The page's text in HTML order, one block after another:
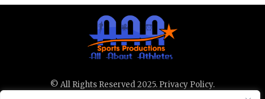
© All Rights Reserved 2025. Privacy Policy.